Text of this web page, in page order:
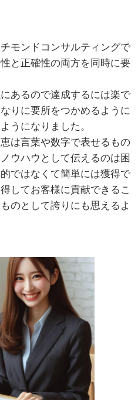
モンドコンサルティングで
と正確性の両方を同時に要
あるので達成するには楽で
りに要所をつかめるように
うになりました。
は言葉や数字で表せるもの
ウハウとして伝えるのは困
ではなくて簡単には獲得で
してお客様に貢献できるこ
のとして誇りにも思えるよ